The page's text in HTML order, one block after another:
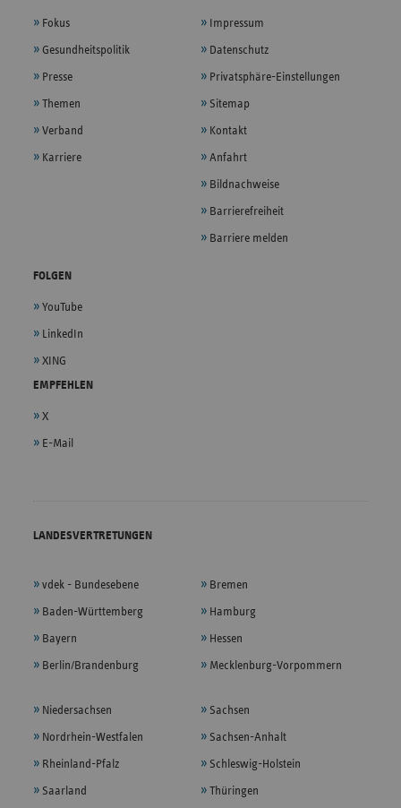
Fokus
Gesundheitspolitik
Presse
Themen
Verband
Karriere
Impressum
Datenschutz
Privatsphäre-Einstellungen
Sitemap
Kontakt
Anfahrt
Bildnachweise
Barrierefreiheit
Barriere melden
FOLGEN
YouTube
LinkedIn
XING
EMPFEHLEN
X
E-Mail
LANDESVERTRETUNGEN
vdek - Bundesebene
Baden-Württemberg
Bayern
Berlin/Brandenburg
Bremen
Hamburg
Hessen
Mecklenburg-Vorpommern
Niedersachsen
Nordrhein-Westfalen
Rheinland-Pfalz
Saarland
Sachsen
Sachsen-Anhalt
Schleswig-Holstein
Thüringen